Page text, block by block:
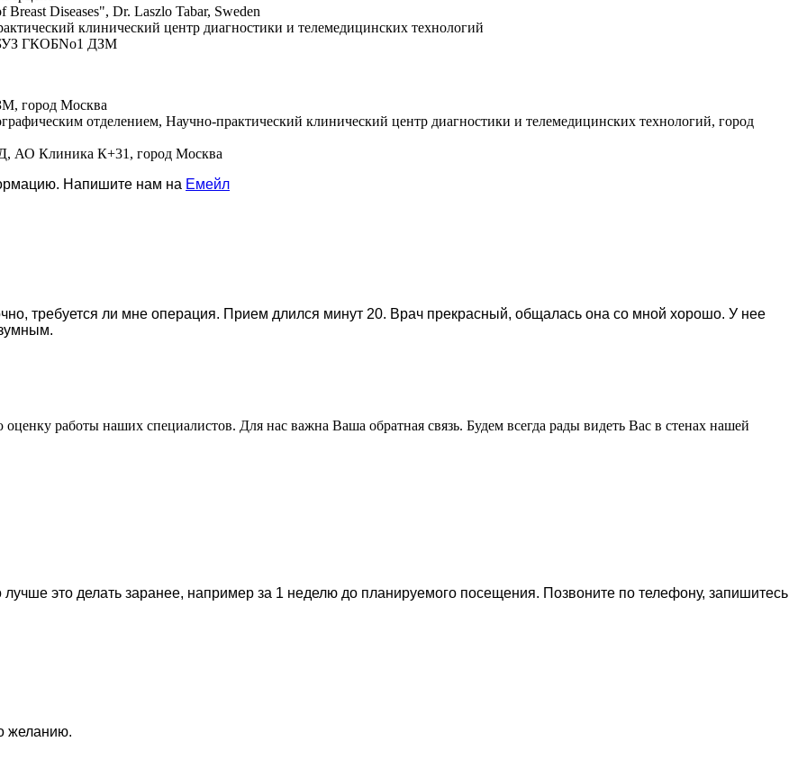
Diseases", Dr. Laszlo Tabar, Sweden
клинический центр диагностики и телемедицинских технологий
ГКОБNo1 ДЗМ
город Москва
отделением, Научно-практический клинический центр диагностики и телемедицинских технологий, город
АО Клиника К+31, город Москва
Напишите нам на Емейл
требуется ли мне операция. Прием длился минут 20. Врач прекрасный, общалась она со мной хорошо. У нее
работы наших специалистов. Для нас важна Ваша обратная связь. Будем всегда рады видеть Вас в стенах нашей
это делать заранее, например за 1 неделю до планируемого посещения. Позвоните по телефону, запишитесь
желанию.